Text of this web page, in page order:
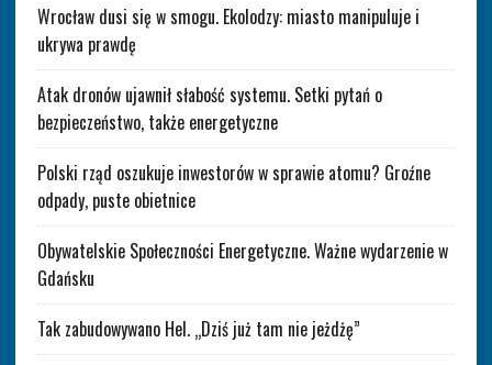
Wrocław dusi się w smogu. Ekolodzy: miasto manipuluje i
ukrywa prawdę
Atak dronów ujawnił słabość systemu. Setki pytań o
bezpieczeństwo, także energetyczne
Polski rząd oszukuje inwestorów w sprawie atomu? Groźne
odpady, puste obietnice
Obywatelskie Społeczności Energetyczne. Ważne wydarzenie w
Gdańsku
Tak zabudowywano Hel. „Dziś już tam nie jeżdżę”